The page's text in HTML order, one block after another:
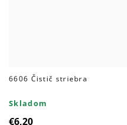
6606 Čistič striebra
Skladom
€6,20